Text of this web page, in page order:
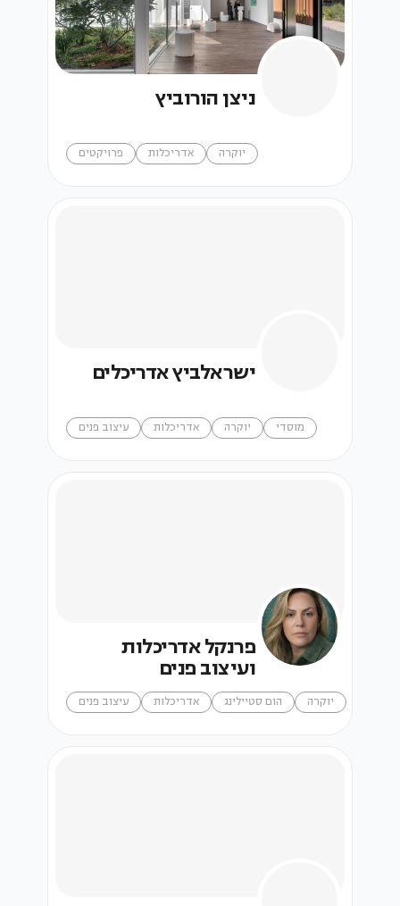
ניצן הורוביץ
יוקרה אדריכלות פרויקטים
ישראלביץ אדריכלים
מוסדי יוקרה אדריכלות עיצוב פנים
פרנקל אדריכלות
ועיצוב פנים
יוקרה הום סטיילינג אדריכלות עיצוב פנים